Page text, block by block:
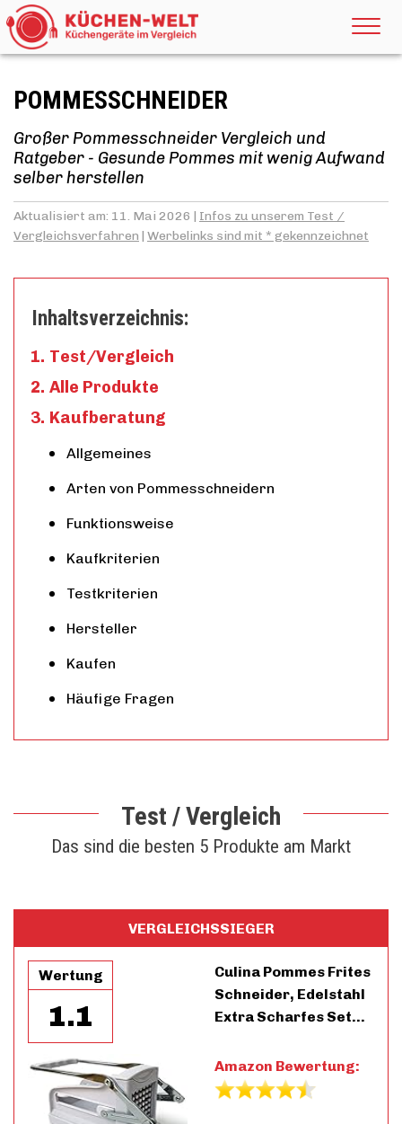
POMMESSCHNEIDER
Großer Pommesschneider Vergleich und
Ratgeber - Gesunde Pommes mit wenig Aufwand
selber herstellen
Aktualisiert am: 11. Mai 2026 | Infos zu unserem Test /
Vergleichsverfahren | Werbelinks sind mit * gekennzeichnet
Inhaltsverzeichnis:
Test/Vergleich
Alle Produkte
Kaufberatung
Allgemeines
Arten von Pommesschneidern
Funktionsweise
Kaufkriterien
Testkriterien
Hersteller
Kaufen
Häufige Fragen
Test / Vergleich
Das sind die besten 5 Produkte am Markt
VERGLEICHSSIEGER
Wertung
1.1
Culina Pommes Frites
Schneider, Edelstahl
Extra Scharfes Set…
Amazon Bewertung: